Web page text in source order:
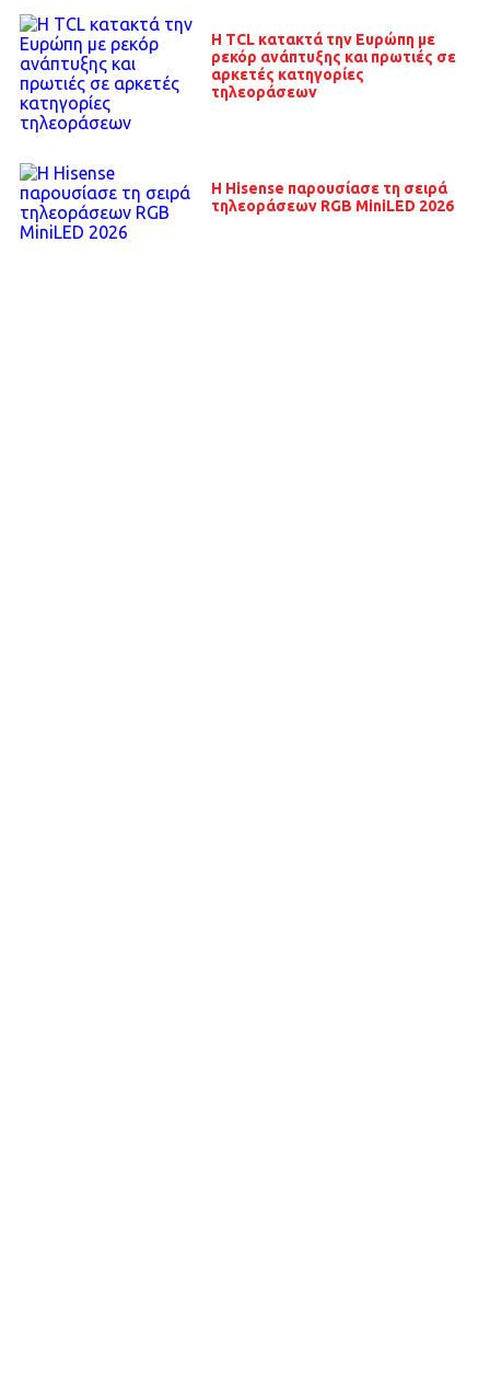
Η TCL κατακτά την Ευρώπη με
ρεκόρ ανάπτυξης και πρωτιές σε
αρκετές κατηγορίες
τηλεοράσεων
Η Hisense παρουσίασε τη σειρά
τηλεοράσεων RGB MiniLED 2026